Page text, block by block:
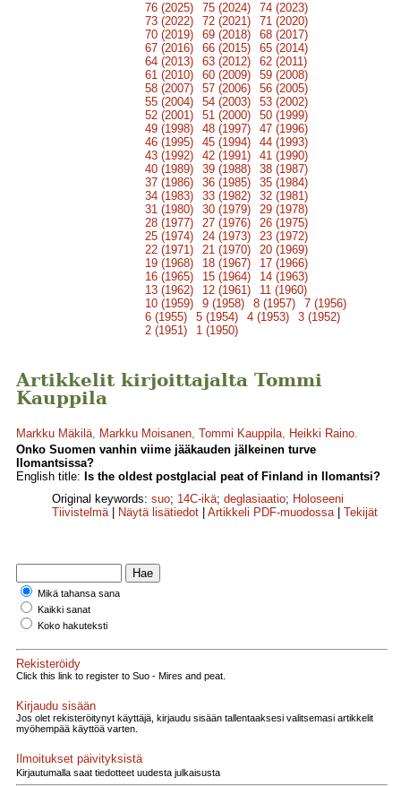
76 (2025) 75 (2024)
74 (2023)
73 (2022)
72 (2021)
71 (2020)
70 (2019)
69 (2018)
68 (2017)
67 (2016)
66 (2015)
65 (2014)
64 (2013)
63 (2012)
62 (2011)
61 (2010)
60 (2009)
59 (2008)
58 (2007)
57 (2006)
56 (2005)
55 (2004)
54 (2003)
53 (2002)
52 (2001)
51 (2000)
50 (1999)
49 (1998)
48 (1997)
47 (1996)
46 (1995)
45 (1994)
44 (1993)
43 (1992)
42 (1991)
41 (1990)
40 (1989)
39 (1988)
38 (1987)
37 (1986)
36 (1985)
35 (1984)
34 (1983)
33 (1982)
32 (1981)
31 (1980)
30 (1979)
29 (1978)
28 (1977)
27 (1976)
26 (1975)
25 (1974)
24 (1973)
23 (1972)
22 (1971)
21 (1970)
20 (1969)
19 (1968)
18 (1967)
17 (1966)
16 (1965)
15 (1964)
14 (1963)
13 (1962)
12 (1961)
11 (1960)
10 (1959)
9 (1958) 8 (1957)
7 (1956)
6 (1955)
5 (1954) 4 (1953)
3 (1952)
2 (1951)
1 (1950)
Artikkelit kirjoittajalta Tommi
Kauppila
Markku Mäkilä, Markku Moisanen, Tommi Kauppila, Heikki Raino.
Onko Suomen vanhin viime jääkauden jälkeinen turve
Ilomantsissa?
English title: Is the oldest postglacial peat of Finland in Ilomantsi?
Original keywords: suo; 14C-ikä; deglasiaatio; Holoseeni
Tiivistelmä| Näytä lisätiedot Artikkeli PDF-muodossa| Tekijät
Mikä tahansa sana
Kaikki sanat
Koko hakuteksti
Rekisteröidy
Click this link to register to Suo - Mires and peat.
Kirjaudu sisään
Jos olet rekisteröitynyt käyttäjä, kirjaudu sisään tallentaaksesi valitsemasi artikkelit
myöhempää käyttöä varten.
Ilmoitukset päivityksistä
Kirjautumalla saat tiedotteet uudesta julkaisusta